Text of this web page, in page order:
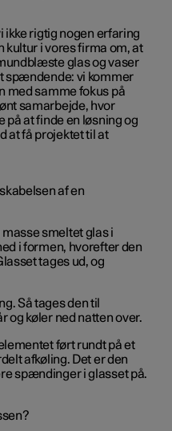
ikke rigtig nogen erfaring
kultur i vores firma om, at
glas og vaser
spændende: vi kommer
med samme fokus på
samarbejde, hvor
på at finde en løsning og
at få projektet til at
af en
smeltet glas i
i formen, hvorefter den
tages ud, og
Så tages den til
og køler ned natten over.
ført rundt på et
afkøling. Det er den
spændinger i glasset på.